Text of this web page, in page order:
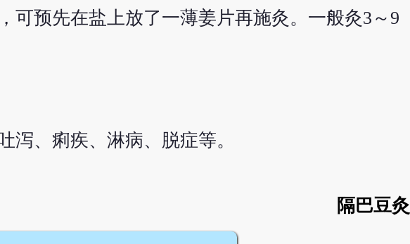
可预先在盐上放了一薄姜片再施灸。一般灸3～9
泻、痢疾、淋病、脱症等。
隔巴豆灸